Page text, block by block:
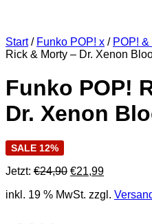
Start/ Funko POP! x / POP!
Rick & Morty – Dr. Xenon
Funko POP!
Dr. Xenon
SALE 12%
Jetzt: €24,90 Ursprünglicher
war:
€21,99Aktueller
ist:
inkl. 19 % MwSt. zzgl.